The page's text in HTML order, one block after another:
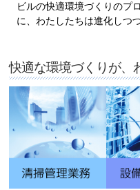
ビルの快適環境づくりのプ
に、わたしたちは進化しつ
快適な環境づくりが、